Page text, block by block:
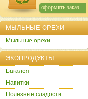
сумма: 0р.
оформить заказ
МЫЛЬНЫЕ ОРЕХИ
Мыльные орехи
ЭКОПРОДУКТЫ
Бакалея
Напитки
Полезные сладости